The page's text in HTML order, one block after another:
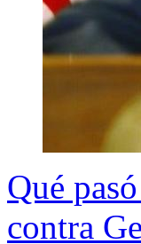
Qué
contra